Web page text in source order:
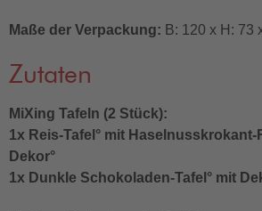
Maße der Verpackung: B: 120 x H: 73
Zutaten
MiXing Tafeln (2 Stück):
1x Reis-Tafel° mit Haselnusskrokant-
Dekor°
1x Dunkle Schokoladen-Tafel° mit